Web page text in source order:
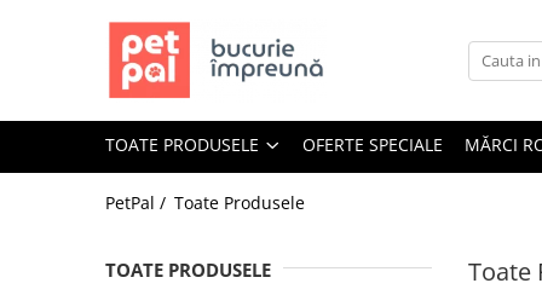
Toate Produsele
Câine Junior
Câine Senior
TOATE PRODUSELE OFERTE SPECIALE MĂRCI
PetPal / Toate Produsele
Toate
TOATE PRODUSELE